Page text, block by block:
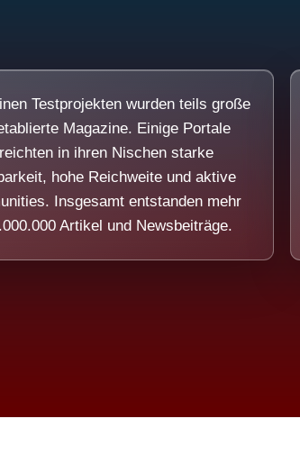
Testprojekten wurden teils große
Magazine. Einige Portale
in ihren Nischen starke
hohe Reichweite und aktive
Insgesamt entstanden mehr
Artikel und Newsbeiträge.